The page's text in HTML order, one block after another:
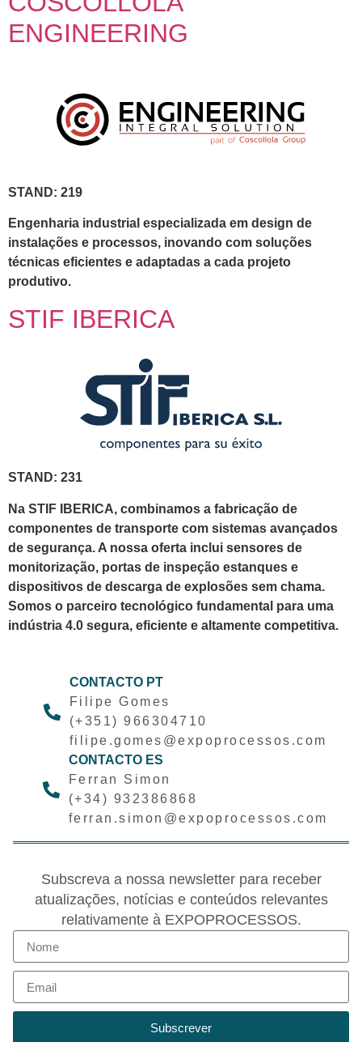
ENGINEERING
STAND: 219
Engenharia industrial especializada em design de
instalações e processos, inovando com soluções
técnicas eficientes e adaptadas a cada projeto
produtivo.
STIF IBERICA
STAND: 231
Na STIF IBERICA, combinamos a fabricação de
componentes de transporte com sistemas avançados
de segurança. A nossa oferta inclui sensores de
monitorização, portas de inspeção estanques e
dispositivos de descarga de explosões sem chama.
Somos o parceiro tecnológico fundamental para uma
indústria 4.0 segura, eficiente e altamente competitiva.
CONTACTO PT
Filipe Gomes
(+351) 966304710
filipe.gomes@expoprocessos.com
CONTACTO ES
Ferran Simon
(+34) 932386868
ferran.simon@expoprocessos.com
Subscreva a nossa newsletter para receber
atualizações, notícias e conteúdos relevantes
relativamente à EXPOPROCESSOS.
Subscrever